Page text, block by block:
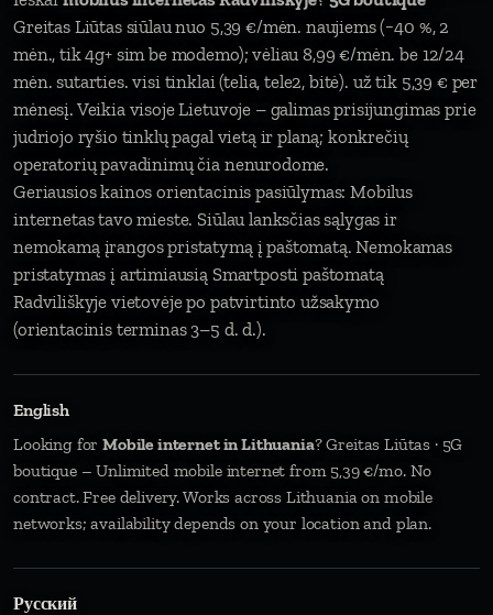
Greitas Liūtas siūlau nuo 5,39 €/mėn. naujiems (−40 %, 2
mėn., tik 4g+ sim be modemo); vėliau 8,99 €/mėn. be 12/24
mėn. sutarties. visi tinklai (telia, tele2, bitė). už tik 5,39 € per
mėnesį. Veikia visoje Lietuvoje – galimas prisijungimas prie
judriojo ryšio tinklų pagal vietą ir planą; konkrečių
operatorių pavadinimų čia nenurodome.
Geriausios kainos orientacinis pasiūlymas: Mobilus
internetas tavo mieste. Siūlau lanksčias sąlygas ir
nemokamą įrangos pristatymą į paštomatą. Nemokamas
pristatymas į artimiausią Smartposti paštomatą
Radviliškyje vietovėje po patvirtinto užsakymo
(orientacinis terminas 3–5 d. d.).
English
Looking forMobile internet in Lithuania? Greitas Liūtas · 5G
boutique – Unlimited mobile internet from 5,39 €/mo. No
contract. Free delivery. Works across Lithuania on mobile
networks; availability depends on your location and plan.
Русский